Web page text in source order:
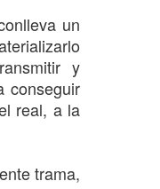
un
y
conseguir
real, a la
trama,